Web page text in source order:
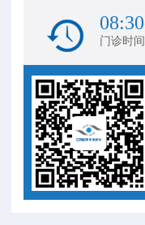
门诊时间